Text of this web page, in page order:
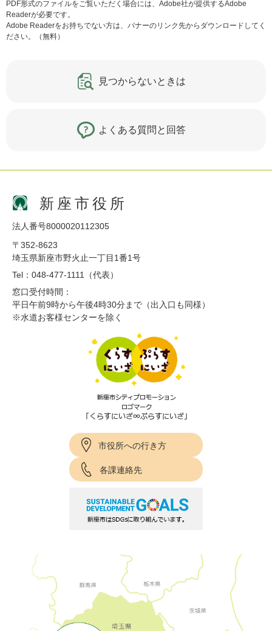
PDF形式のファイルをご覧いただく場合には、Adobe社が提供するAdobe
Readerが必要です。
Adobe Readerをお持ちでない方は、バナーのリンク先からダウンロードしてく
ださい。（無料）
見つからないときは
よくある質問と回答
新座市役所
法人番号8000020112305
〒352-8623
埼玉県新座市野火止一丁目1番1号
Tel：048-477-1111（代表）
窓口受付時間：
平日午前9時から午後4時30分まで（出入口も同様）
※水道お客様センターを除く
市役所への行き方
各課連絡先